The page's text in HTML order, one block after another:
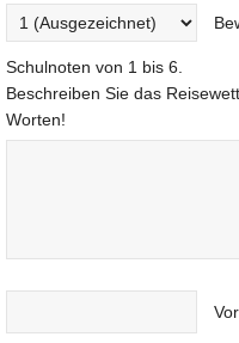
Schulnoten von 1 bis 6.
Beschreiben Sie das
Worten!